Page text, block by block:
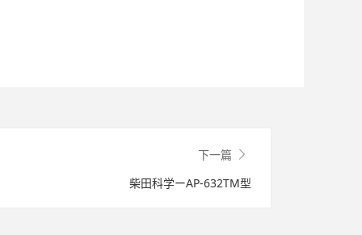
下一篇
柴田科学ーAP-632TM型